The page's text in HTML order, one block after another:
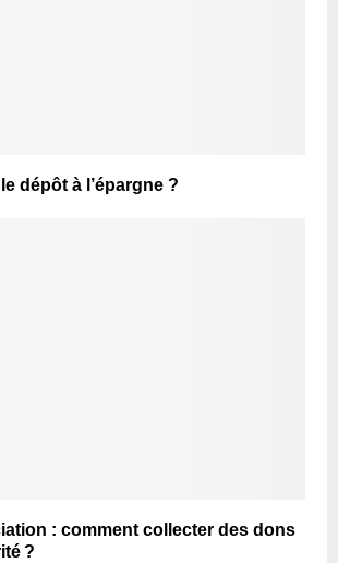
dépôt à l’épargne ?
: comment collecter des dons
?